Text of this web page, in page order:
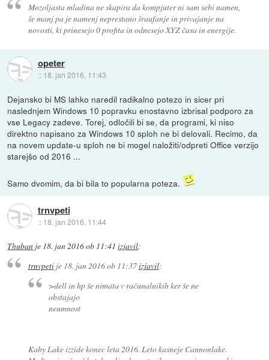
Mozoljasta mladina ne skapira da kompjuter ni sam sebi namen,
še manj pa je namenj neprestano šraufanje in privajanje na
novosti, ki prinesejo 0 profita in odnesejo XYZ časa in energije.
opeter
:: 18. jan 2016, 11:43
Dejansko bi MS lahko naredil radikalno potezo in sicer pri
naslednjem Windows 10 popravku enostavno izbrisal podporo za
vse Legacy zadeve. Torej, odločili bi se, da programi, ki niso
direktno napisano za Windows 10 sploh ne bi delovali. Recimo, da
na novem update-u sploh ne bi mogel naložiti/odpreti Office verzijo
starejšo od 2016 ...
Samo dvomim, da bi bila to popularna poteza.
trnvpeti
:: 18. jan 2016, 11:44
Thuban je 18. jan 2016 ob 11:41 izjavil:
trnvpetije 18. jan 2016 ob 11:37izjavil:
>dell in hp še nimata v računalnikih ker še ne
obstajajo
neumnost
Kaby Lake izzide konec leta 2016. Leto kasneje Cannonlake.